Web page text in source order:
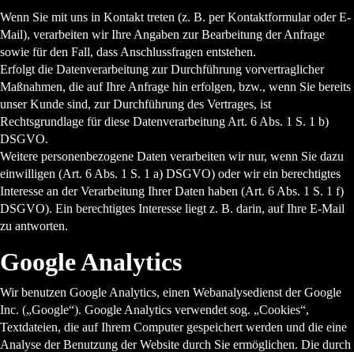
Wenn Sie mit uns in Kontakt treten (z. B. per Kontaktformular oder E-
Mail), verarbeiten wir Ihre Angaben zur Bearbeitung der Anfrage
sowie für den Fall, dass Anschlussfragen entstehen.
Erfolgt die Datenverarbeitung zur Durchführung vorvertraglicher
Maßnahmen, die auf Ihre Anfrage hin erfolgen, bzw., wenn Sie bereits
unser Kunde sind, zur Durchführung des Vertrages, ist
Rechtsgrundlage für diese Datenverarbeitung Art. 6 Abs. 1 S. 1 b)
DSGVO.
Weitere personenbezogene Daten verarbeiten wir nur, wenn Sie dazu
einwilligen (Art. 6 Abs. 1 S. 1 a) DSGVO) oder wir ein berechtigtes
Interesse an der Verarbeitung Ihrer Daten haben (Art. 6 Abs. 1 S. 1 f)
DSGVO). Ein berechtigtes Interesse liegt z. B. darin, auf Ihre E-Mail
zu antworten.
Google Analytics
Wir benutzen Google Analytics, einen Webanalysedienst der Google
Inc. („Google“). Google Analytics verwendet sog. „Cookies“,
Textdateien, die auf Ihrem Computer gespeichert werden und die eine
Analyse der Benutzung der Website durch Sie ermöglichen. Die durch